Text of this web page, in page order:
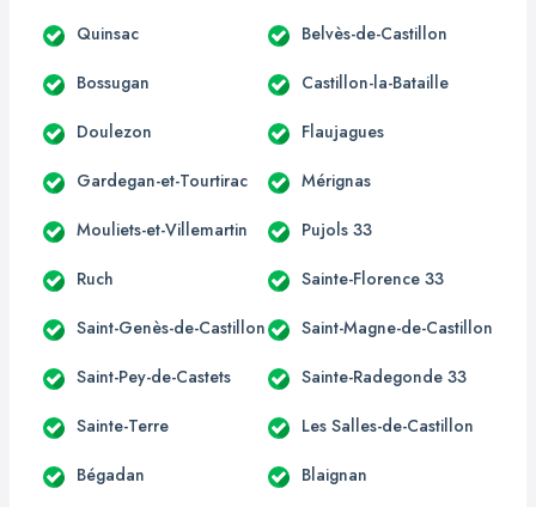
Quinsac Belvès-de-Castillon
Bossugan Castillon-la-Bataille
Doulezon Flaujagues
Gardegan-et-Tourtirac Mérignas
Mouliets-et-Villemartin Pujols 33
Ruch Sainte-Florence 33
Saint-Genès-de-Castillon Saint-Magne-de-Castillon
Saint-Pey-de-Castets Sainte-Radegonde 33
Sainte-Terre Les Salles-de-Castillon
Bégadan Blaignan